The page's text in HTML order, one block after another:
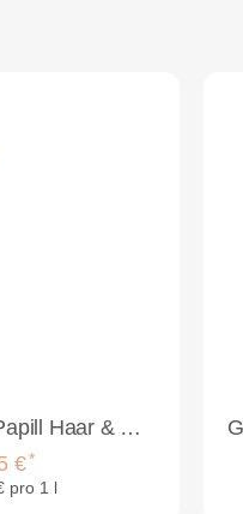
Justus System Papill Haar & Kopfhautwasser 200ml
€*
pro 1 l